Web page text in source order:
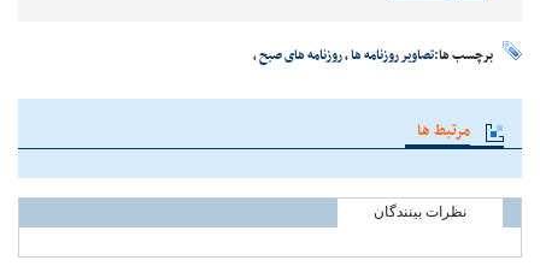
برچسب ها:تصاویر روزنامه ها،روزنامه های صبح،
مرتبط ها
نظرات بینندگان